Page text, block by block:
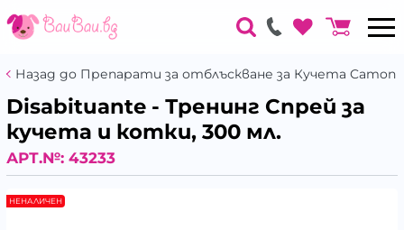
Назад до Препарати за отблъскване за Кучета Camon
Disabituante - Тренинг Спрей за
кучета и котки, 300 мл.
АРТ.№: 43233
НЕНАЛИЧЕН